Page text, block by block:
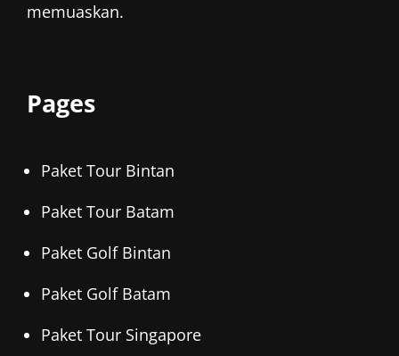
memuaskan.
Pages
Paket Tour Bintan
Paket Tour Batam
Paket Golf Bintan
Paket Golf Batam
Paket Tour Singapore